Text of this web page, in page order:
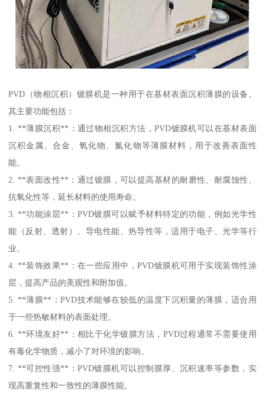
PVD（物相沉积）镀膜机是一种用于在基材表面沉积薄膜的设备。
其主要功能包括：
1. **薄膜沉积**：通过物相沉积方法，PVD镀膜机可以在基材表面
沉积金属、合金、氧化物、氮化物等薄膜材料，用于改善表面性
能。
2. **表面改性**：通过镀膜，可以提高基材的耐磨性、耐腐蚀性、
抗氧化性等，延长材料的使用寿命。
3. **功能涂层**：PVD镀膜可以赋予材料特定的功能，例如光学性
能（反射、透射）、导电性能、热导性等，适用于电子、光学等行
业。
4. **装饰效果**：在一些应用中，PVD镀膜机可用于实现装饰性涂
层，提高产品的美观性和附加值。
5. **薄膜**：PVD技术能够在较低的温度下沉积量的薄膜，适合用
于一些热敏材料的表面处理。
6. **环境友好**：相比于化学镀膜方法，PVD过程通常不需要使用
有毒化学物质，减小了对环境的影响。
7. **可控性强**：PVD镀膜机可以控制膜厚、沉积速率等参数，实
现高重复性和一致性的薄膜性能。